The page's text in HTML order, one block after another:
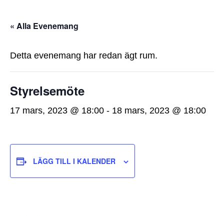
« Alla Evenemang
Detta evenemang har redan ägt rum.
Styrelsemöte
17 mars, 2023 @ 18:00 - 18 mars, 2023 @ 18:00
LÄGG TILL I KALENDER